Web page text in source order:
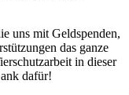
uns mit Geldspenden,
das ganze
in dieser
dafür!